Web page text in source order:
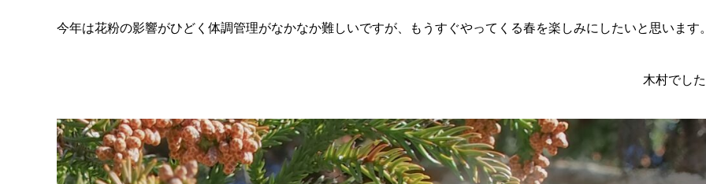
今年は花粉の影響がひどく体調管理がなかなか難しいですが、もうすぐやってくる春を楽しみにしたいと思います。
木村でした